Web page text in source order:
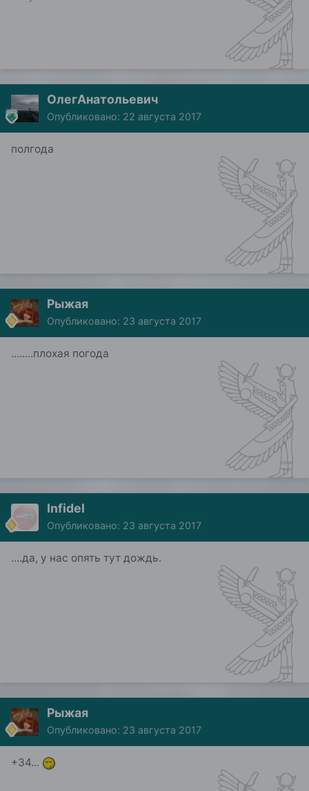
ОлегАнатольевич
Опубликовано: 22 августа 2017
полгода
Рыжая
Опубликовано: 23 августа 2017
........плохая погода
Infidel
Опубликовано: 23 августа 2017
....да, у нас опять тут дождь.
Рыжая
Опубликовано: 23 августа 2017
+34...